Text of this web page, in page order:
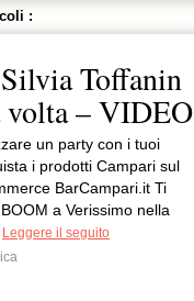
:
Toffanin
volta – VIDEO
un party con i tuoi
i prodotti Campari sul
BarCampari.it Ti
a Verissimo nella
Leggere il seguito